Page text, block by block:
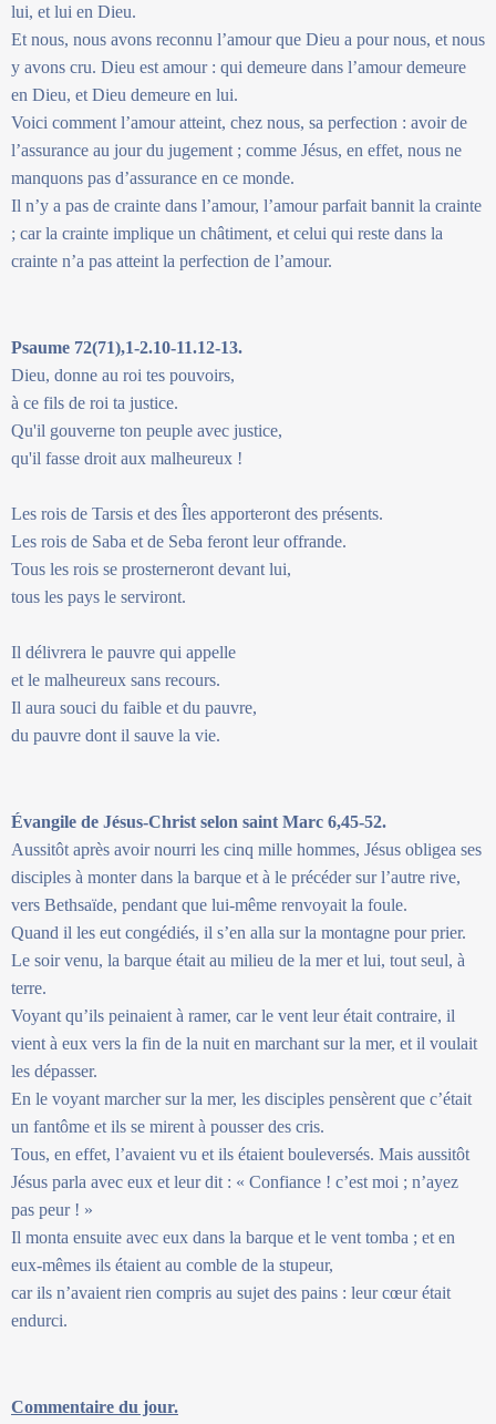
lui, et lui en Dieu.
Et nous, nous avons reconnu l’amour que Dieu a pour nous, et nous
y avons cru. Dieu est amour : qui demeure dans l’amour demeure
en Dieu, et Dieu demeure en lui.
Voici comment l’amour atteint, chez nous, sa perfection : avoir de
l’assurance au jour du jugement ; comme Jésus, en effet, nous ne
manquons pas d’assurance en ce monde.
Il n’y a pas de crainte dans l’amour, l’amour parfait bannit la crainte
; car la crainte implique un châtiment, et celui qui reste dans la
crainte n’a pas atteint la perfection de l’amour.
Psaume 72(71),1-2.10-11.12-13.
Dieu, donne au roi tes pouvoirs,
à ce fils de roi ta justice.
Qu'il gouverne ton peuple avec justice,
qu'il fasse droit aux malheureux !
Les rois de Tarsis et des Îles apporteront des présents.
Les rois de Saba et de Seba feront leur offrande.
Tous les rois se prosterneront devant lui,
tous les pays le serviront.
Il délivrera le pauvre qui appelle
et le malheureux sans recours.
Il aura souci du faible et du pauvre,
du pauvre dont il sauve la vie.
Évangile de Jésus-Christ selon saint Marc 6,45-52.
Aussitôt après avoir nourri les cinq mille hommes, Jésus obligea ses
disciples à monter dans la barque et à le précéder sur l’autre rive,
vers Bethsaïde, pendant que lui-même renvoyait la foule.
Quand il les eut congédiés, il s’en alla sur la montagne pour prier.
Le soir venu, la barque était au milieu de la mer et lui, tout seul, à
terre.
Voyant qu’ils peinaient à ramer, car le vent leur était contraire, il
vient à eux vers la fin de la nuit en marchant sur la mer, et il voulait
les dépasser.
En le voyant marcher sur la mer, les disciples pensèrent que c’était
un fantôme et ils se mirent à pousser des cris.
Tous, en effet, l’avaient vu et ils étaient bouleversés. Mais aussitôt
Jésus parla avec eux et leur dit : « Confiance ! c’est moi ; n’ayez
pas peur ! »
Il monta ensuite avec eux dans la barque et le vent tomba ; et en
eux-mêmes ils étaient au comble de la stupeur,
car ils n’avaient rien compris au sujet des pains : leur cœur était
endurci.
Commentaire du jour.